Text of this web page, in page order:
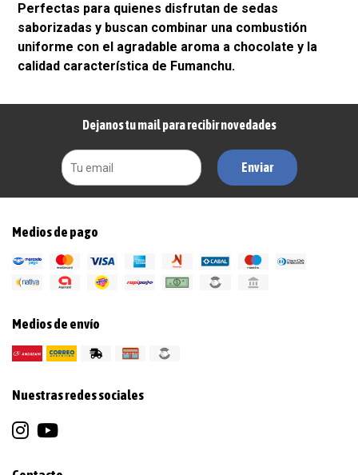
Perfectas para quienes disfrutan de sedas
saborizadas y buscan combinar una combustión
uniforme con el agradable aroma a chocolate y la
calidad característica de Fumanchu.
Dejanos tu mail para recibir novedades
Enviar
Medios de pago
Medios de envío
Nuestras redes sociales